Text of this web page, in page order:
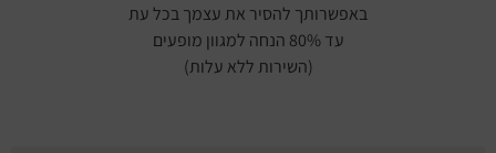
באפשרותך להסיר את עצמך בכל עת
עד 80% הנחה למגוון מופעים
(השירות ללא עלות)